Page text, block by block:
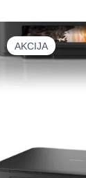
AKCIJA